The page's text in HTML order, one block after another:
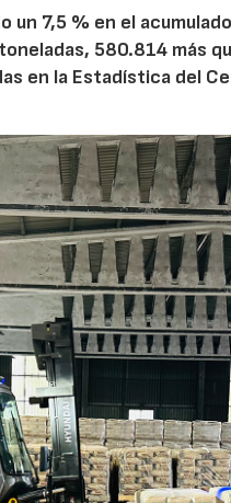
un 7,5 % en el
580.814 más
en la Estadística del